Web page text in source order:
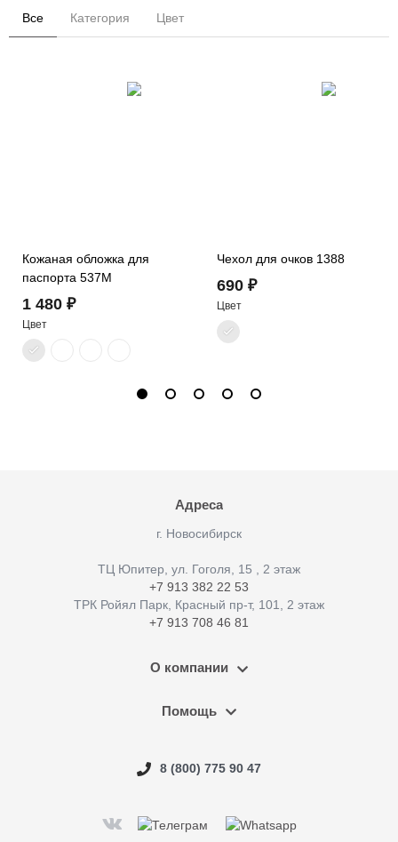
Все Категория Цвет
Кожаная обложка для
паспорта 537M
1 480 ₽
Цвет
Чехол для очков 1388
690 ₽
Цвет
Адреса
г. Новосибирск
ТЦ Юпитер, ул. Гоголя, 15 , 2 этаж
+7 913 382 22 53
ТРК Ройял Парк, Красный пр-т, 101, 2 этаж
+7 913 708 46 81
О компании
Помощь
8 (800) 775 90 47